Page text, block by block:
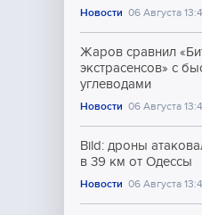
Новости 06 Августа
Жаров сравнил
экстрасенсов» с
углеводами
Новости 06 Августа
Bild: дроны
в 39 км от Одессы
Новости 06 Августа